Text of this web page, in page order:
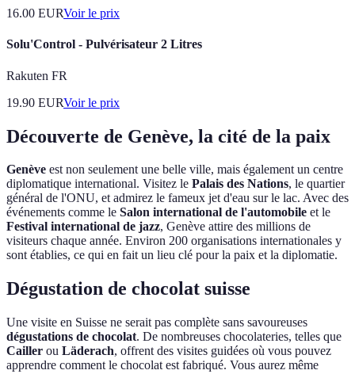
16.00 EURVoir le prix
Solu'Control - Pulvérisateur 2 Litres
Rakuten FR
19.90 EURVoir le prix
Découverte de Genève, la cité de la paix
Genève est non seulement une belle ville, mais également un centre
diplomatique international. Visitez le Palais des Nations, le quartier
général de l'ONU, et admirez le fameux jet d'eau sur le lac. Avec des
événements comme le Salon international de l'automobile et le
Festival international de jazz, Genève attire des millions de
visiteurs chaque année. Environ 200 organisations internationales y
sont établies, ce qui en fait un lieu clé pour la paix et la diplomatie.
Dégustation de chocolat suisse
Une visite en Suisse ne serait pas complète sans savoureuses
dégustations de chocolat. De nombreuses chocolateries, telles que
Cailler ou Läderach, offrent des visites guidées où vous pouvez
apprendre comment le chocolat est fabriqué. Vous aurez même